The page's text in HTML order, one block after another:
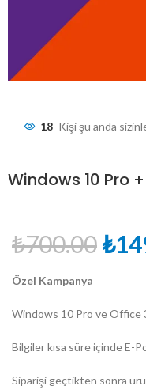
18 Kişi şu anda
Windows 10 Pro
₺700.00₺
Özel Kampanya
Windows 10 Pro ve Office
Bilgiler kısa süre içinde E-
Siparişi geçtikten sonra